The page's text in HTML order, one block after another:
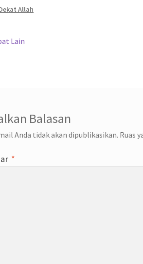
sA
p
a
Allah
Lain
Balasan
Anda tidak akan dipublikasikan. Ruas
*